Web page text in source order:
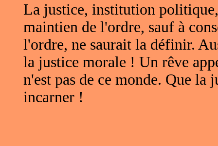
La justice, institution
maintien de l'ordre, sauf à
l'ordre, ne saurait la définir.
la justice morale ! Un rêve
n'est pas de ce monde. Que
incarner !